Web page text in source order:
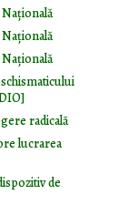
Naţională
Naţională
Naţională
radicală
lucrarea
de